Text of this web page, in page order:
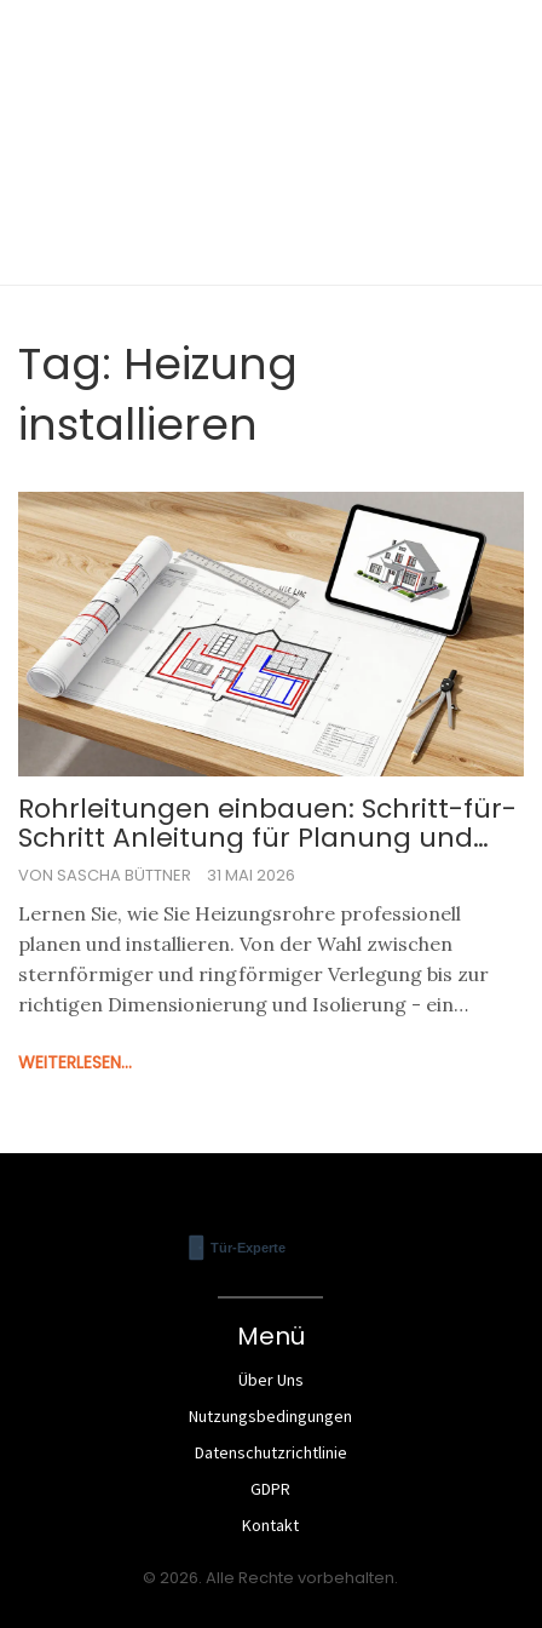
Tag: Heizung
installieren
Rohrleitungen einbauen: Schritt-für-
Schritt Anleitung für Planung und
Installation
VON SASCHA BÜTTNER 31 MAI 2026
Lernen Sie, wie Sie Heizungsrohre professionell
planen und installieren. Von der Wahl zwischen
sternförmiger und ringförmiger Verlegung bis zur
richtigen Dimensionierung und Isolierung - ein
WEITERLESEN...
Menü
Über Uns
Nutzungsbedingungen
Datenschutzrichtlinie
GDPR
Kontakt
© 2026. Alle Rechte vorbehalten.